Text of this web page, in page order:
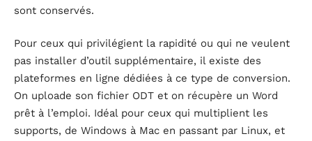
sont conservés.
Pour ceux qui privilégient la rapidité ou qui ne veulent
pas installer d’outil supplémentaire, il existe des
plateformes en ligne dédiées à ce type de conversion.
On uploade son fichier ODT et on récupère un Word
prêt à l’emploi. Idéal pour ceux qui multiplient les
supports, de Windows à Mac en passant par Linux, et